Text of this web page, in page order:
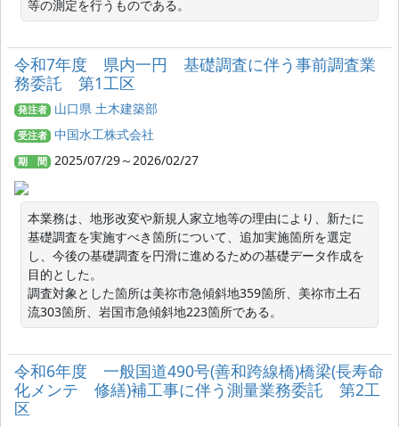
等の測定を行うものである。
令和7年度 県内一円 基礎調査に伴う事前調査業
務委託 第1工区
発注者 山口県 土木建築部
受注者 中国水工株式会社
期 間 2025/07/29～2026/02/27
本業務は、地形改変や新規人家立地等の理由により、新たに
基礎調査を実施すべき箇所について、追加実施箇所を選定
し、今後の基礎調査を円滑に進めるための基礎データ作成を
目的とした。
調査対象とした箇所は美祢市急傾斜地359箇所、美祢市土石
流303箇所、岩国市急傾斜地223箇所である。
令和6年度 一般国道490号(善和跨線橋)橋梁(長寿命
化メンテ 修繕)補工事に伴う測量業務委託 第2工
区